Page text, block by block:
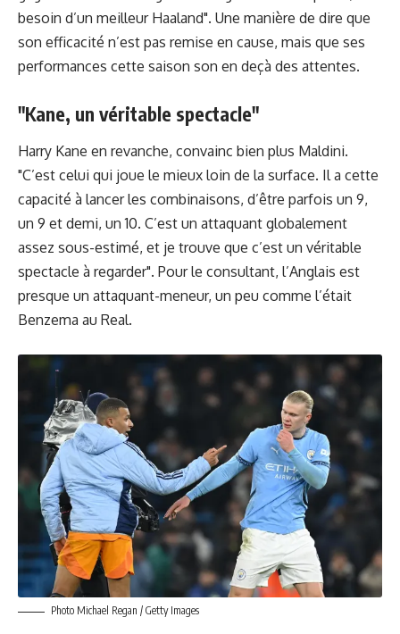
besoin d’un meilleur Haaland". Une manière de dire que
son efficacité n’est pas remise en cause, mais que ses
performances cette saison son en deçà des attentes.
"Kane, un véritable spectacle"
Harry Kane en revanche, convainc bien plus Maldini.
"C’est celui qui joue le mieux loin de la surface. Il a cette
capacité à lancer les combinaisons, d’être parfois un 9,
un 9 et demi, un 10. C’est un attaquant globalement
assez sous-estimé, et je trouve que c’est un véritable
spectacle à regarder". Pour le consultant, l’Anglais est
presque un attaquant-meneur, un peu comme l’était
Benzema au Real.
Photo Michael Regan / Getty Images